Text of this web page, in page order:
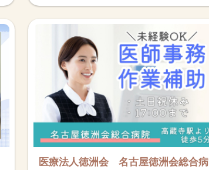
医療法人徳洲会 名古屋徳洲会総合病